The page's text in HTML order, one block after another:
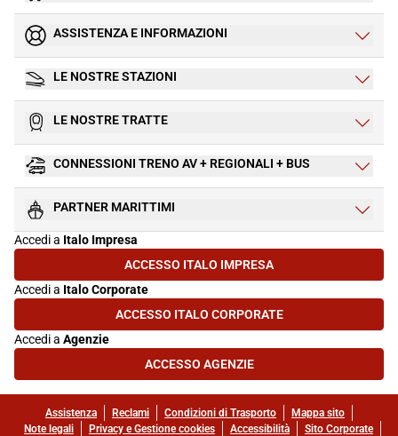
ASSISTENZA E INFORMAZIONI
LE NOSTRE STAZIONI
LE NOSTRE TRATTE
CONNESSIONI TRENO AV + REGIONALI + BUS
PARTNER MARITTIMI
Accedi a Italo Impresa
ACCESSO ITALO IMPRESA(SI APRE IN UNA NUOVA SCHEDA)
Accedi a Italo Corporate
ACCESSO ITALO CORPORATE(SI APRE IN UNA NUOVA SCHEDA)
Accedi a Agenzie
ACCESSO AGENZIE(SI APRE IN UNA NUOVA SCHEDA)
Assistenza Reclami Condizioni di Trasporto
Mappa sito
Note legali
Privacy e Gestione cookies Accessibilità Sito Corporate